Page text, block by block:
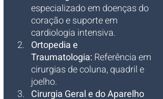
especializado em doenças do
coração e suporte em
cardiologia intensiva.
Ortopedia e
Traumatologia: Referência em
cirurgias de coluna, quadril e
joelho.
Cirurgia Geral e do Aparelho